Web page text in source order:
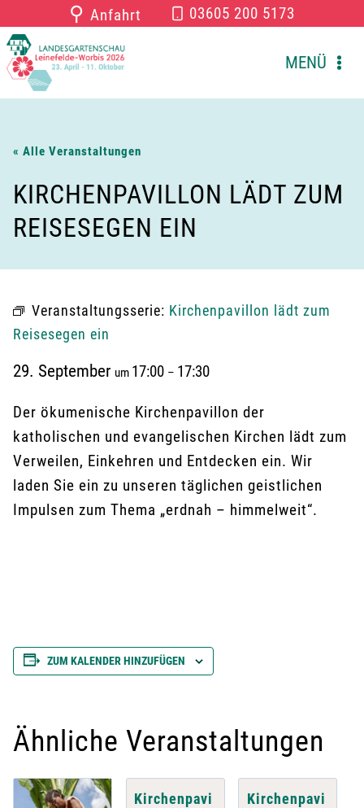
Inhalt
springen
⚲ Anfahrt 03605 200 5173
MENÜ
« Alle Veranstaltungen
KIRCHENPAVILLON LÄDT ZUM
REISESEGEN EIN
Veranstaltungsserie: Kirchenpavillon lädt zum
Reisesegen ein
29. September um 17:00 – 17:30
Der ökumenische Kirchenpavillon der
katholischen und evangelischen Kirchen lädt zum
Verweilen, Einkehren und Entdecken ein. Wir
laden Sie ein zu unseren täglichen geistlichen
Impulsen zum Thema „erdnah – himmelweit“.
ZUM KALENDER HINZUFÜGEN
Ähnliche Veranstaltungen
Kirchenpavi
Kirchenpavi